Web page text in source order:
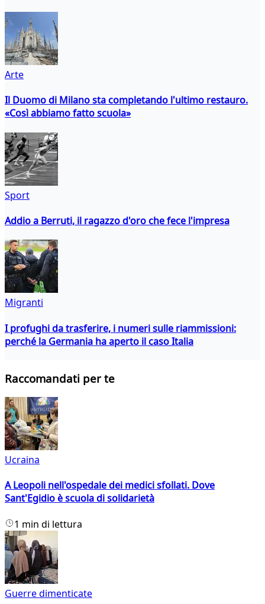
Arte
Il Duomo di Milano sta completando l'ultimo restauro.
«Così abbiamo fatto scuola»
Sport
Addio a Berruti, il ragazzo d'oro che fece l'impresa
Migranti
I profughi da trasferire, i numeri sulle riammissioni:
perché la Germania ha aperto il caso Italia
Raccomandati per te
Ucraina
A Leopoli nell'ospedale dei medici sfollati. Dove
Sant'Egidio è scuola di solidarietà
1 min di lettura
Guerre dimenticate